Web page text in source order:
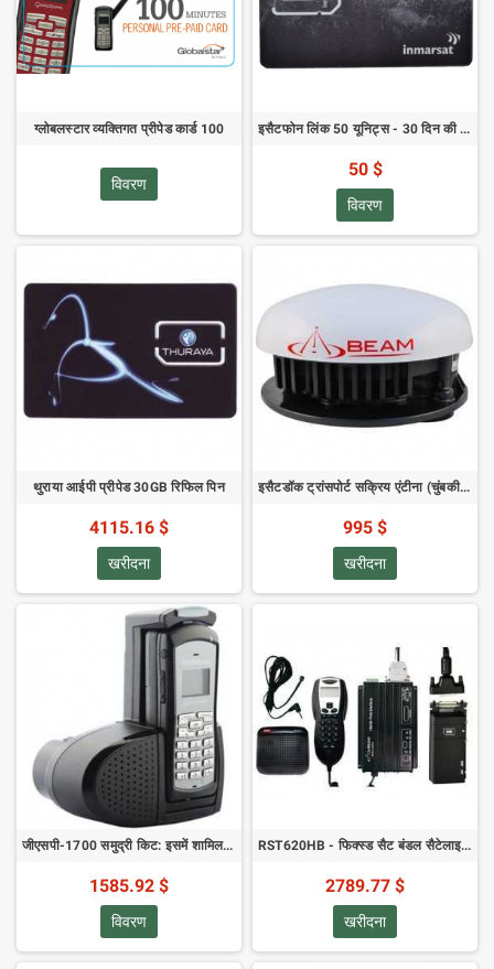
ग्लोबलस्टार व्यक्तिगत प्रीपेड कार्ड 100
विवरण
इसैटफोन लिंक 50 यूनिट्स - 30 दिन की वैधता
50 $
विवरण
थुराया आईपी प्रीपेड 30GB रिफिल पिन
4115.16 $
खरीदना
इसैटडॉक ट्रांसपोर्ट सक्रिय एंटीना (चुंबकीय)
995 $
खरीदना
जीएसपी-1700 समुद्री किट: इसमें शामिल हैं जीएसपी-1700एस-ईयू, जीआईके-1700-एमआर, जीआईके-32-एक्सटेंड, जीपीएच-1700, जीडीसी-1700-सीबीए
1585.92 $
विवरण
RST620HB - फिक्स्ड सैट बंडल सैटेलाइट फोन - हैंड्स-फ्री बंडल पैक
2789.77 $
खरीदना